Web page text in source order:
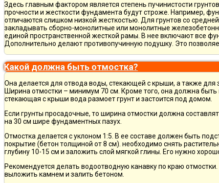
Здесь главным фактором является степень пучинистости
прочности и жесткости фундамента будут строже. Например,
отличаются слишком низкой жесткостью. Для грунтов со
закладывать сборно-монолитные или монолитные
единой пространственной жесткой рамы. В нее включают все
Дополнительно делают противопучинную подушку. Это
Какой должна быть отмостка?
Она делается для отвода воды, стекающей с крыши, а также для
Ширина отмостки – минимум 70 см. Кроме того, она должна быть
стекающая с крыши вода размоет грунт и застоится под домом.
Если грунты просадочные, то ширина отмостки должна
на 30 см шире фундаментных пазух.
Отмостка делается с уклоном 1:5. В ее составе должен быть
покрытие (бетон толщиной от 8 см). необходимо снять
глубину 10-15 см и заложить слой мягкой глины. Его нужно
Рекомендуется делать водоотводную канавку по краю
выложить камнем и залить бетоном.